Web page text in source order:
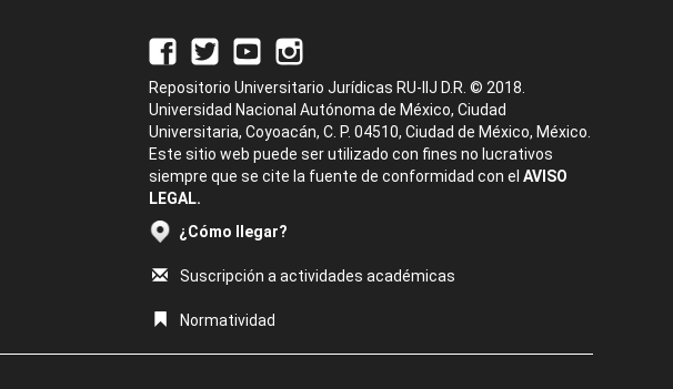
Repositorio Universitario Jurídicas RU-IIJ D.R. © 2018.
Universidad Nacional Autónoma de México, Ciudad
Universitaria, Coyoacán, C. P. 04510, Ciudad de México, México.
Este sitio web puede ser utilizado con fines no lucrativos
siempre que se cite la fuente de conformidad con el AVISO
LEGAL.
¿Cómo llegar?
Suscripción a actividades académicas
Normatividad